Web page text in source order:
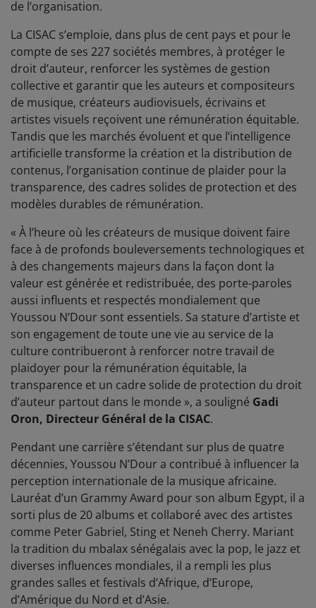
de l’organisation.
La CISAC s’emploie, dans plus de cent pays et pour le
compte de ses 227 sociétés membres, à protéger le
droit d’auteur, renforcer les systèmes de gestion
collective et garantir que les auteurs et compositeurs
de musique, créateurs audiovisuels, écrivains et
artistes visuels reçoivent une rémunération équitable.
Tandis que les marchés évoluent et que l’intelligence
artificielle transforme la création et la distribution de
contenus, l’organisation continue de plaider pour la
transparence, des cadres solides de protection et des
modèles durables de rémunération.
« À l’heure où les créateurs de musique doivent faire
face à de profonds bouleversements technologiques et
à des changements majeurs dans la façon dont la
valeur est générée et redistribuée, des porte-paroles
aussi influents et respectés mondialement que
Youssou N’Dour sont essentiels. Sa stature d’artiste et
son engagement de toute une vie au service de la
culture contribueront à renforcer notre travail de
plaidoyer pour la rémunération équitable, la
transparence et un cadre solide de protection du droit
d’auteur partout dans le monde », a souligné Gadi
Oron, Directeur Général de la CISAC.
Pendant une carrière s’étendant sur plus de quatre
décennies, Youssou N’Dour a contribué à influencer la
perception internationale de la musique africaine.
Lauréat d’un Grammy Award pour son album Egypt, il a
sorti plus de 20 albums et collaboré avec des artistes
comme Peter Gabriel, Sting et Neneh Cherry. Mariant
la tradition du mbalax sénégalais avec la pop, le jazz et
diverses influences mondiales, il a rempli les plus
grandes salles et festivals d’Afrique, d’Europe,
d’Amérique du Nord et d’Asie.